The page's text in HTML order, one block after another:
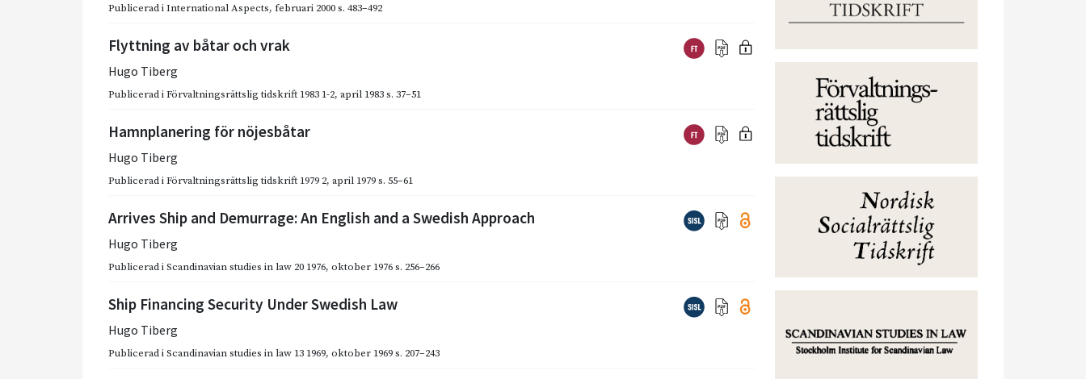
Publicerad iInternational Aspects, februari 2000s. 483–492
Flyttning av båtar och vrak
Hugo Tiberg
Publicerad iFörvaltningsrättslig tidskrift 1983 1-2, april 1983s. 37–51
Hamnplanering för nöjesbåtar
Hugo Tiberg
Publicerad iFörvaltningsrättslig tidskrift 1979 2, april 1979s. 55–61
Arrives Ship and Demurrage: An English and a Swedish Approach
Hugo Tiberg
Publicerad iScandinavian studies in law 20 1976, oktober 1976s. 256–266
Ship Financing Security Under Swedish Law
Hugo Tiberg
Publicerad iScandinavian studies in law 13 1969, oktober 1969s. 207–243